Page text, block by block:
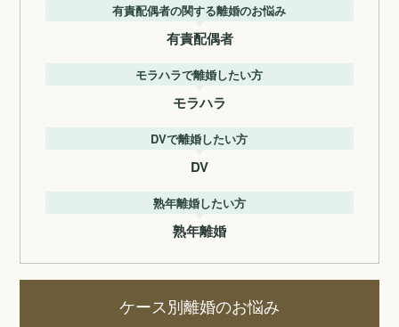
有責配偶者の関する離婚のお悩み
有責配偶者
モラハラで離婚したい方
モラハラ
DVで離婚したい方
DV
熟年離婚したい方
熟年離婚
ケース別離婚のお悩み